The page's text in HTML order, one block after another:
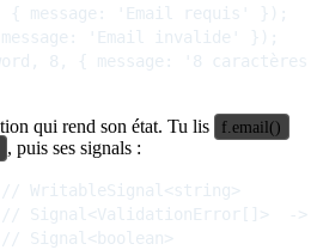
{ message: 'Email requis' });
'Email invalide' });
8, { message: '8 caractères
qui rend son état. Tu lis f.email()
, puis ses signals :
-> {
Signal<boolean>